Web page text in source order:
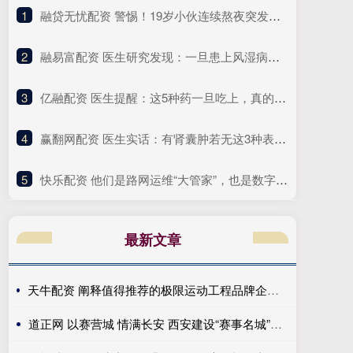
1 ​融贷无忧配资 警惕！19岁小伙连续熬夜突发心脏骤停，医生提醒
2 ​融易富配资 医生研究发现：一旦患上风湿病，这3件事就别做了，别害了自己！
3 ​亿融配资 医生提醒：这5种药一旦吃上，真的不能随便停！突然停服风险大
4 ​赢翻网配资 医生实话：有肾囊肿若无这3种表现，可以安心，恶变风险很小
5 ​快乐配资 他们是路网运维“大管家”，也是数字化转型“先行者”｜奋勇争先实干家
最新文章
天牛配资 阐释值得推荐的极限运动工程品牌企业优势，给你清晰认知
道正网 以赛营城 情满长安 西安建设“赛事名城”再上台阶